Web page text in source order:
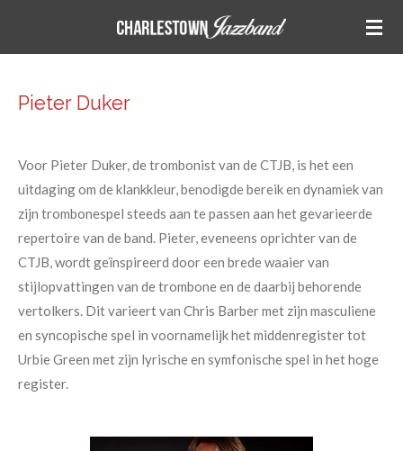
dePieter Duker
Voor Pieter Duker, de trombonist van de CTJB, is het een
uitdaging om de klankkleur, benodigde bereik en dynamiek van
zijn trombonespel steeds aan te passen aan het gevarieerde
repertoire van de band. Pieter, eveneens oprichter van de
CTJB, wordt geïnspireerd door een brede waaier van
stijlopvattingen van de trombone en de daarbij behorende
vertolkers. Dit varieert van Chris Barber met zijn masculiene
en syncopische spel in voornamelijk het middenregister tot
Urbie Green met zijn lyrische en symfonische spel in het hoge
register.